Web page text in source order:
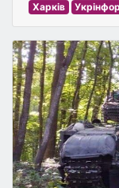
Харків